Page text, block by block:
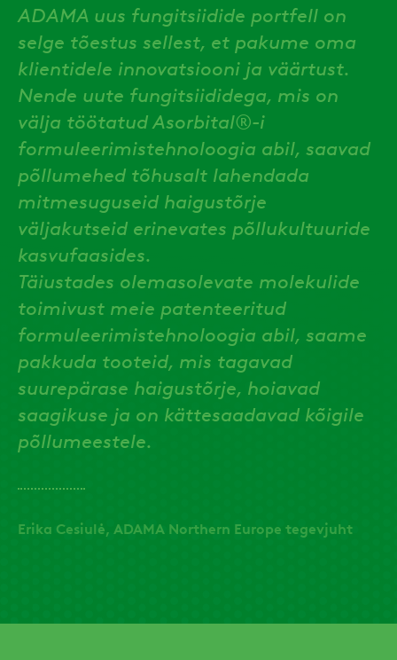
ADAMA uus fungitsiidide portfell on
selge tõestus sellest, et pakume oma
klientidele innovatsiooni ja väärtust.
Nende uute fungitsiididega, mis on
välja töötatud Asorbital®-i
formuleerimistehnoloogia abil, saavad
põllumehed tõhusalt lahendada
mitmesuguseid haigustõrje
väljakutseid erinevates põllukultuuride
kasvufaasides.
Täiustades olemasolevate molekulide
toimivust meie patenteeritud
formuleerimistehnoloogia abil, saame
pakkuda tooteid, mis tagavad
suurepärase haigustõrje, hoiavad
saagikuse ja on kättesaadavad kõigile
põllumeestele.
Erika Cesiulė, ADAMA Northern Europe tegevjuht